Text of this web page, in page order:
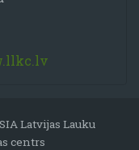
Latvijas Lauku
centrs